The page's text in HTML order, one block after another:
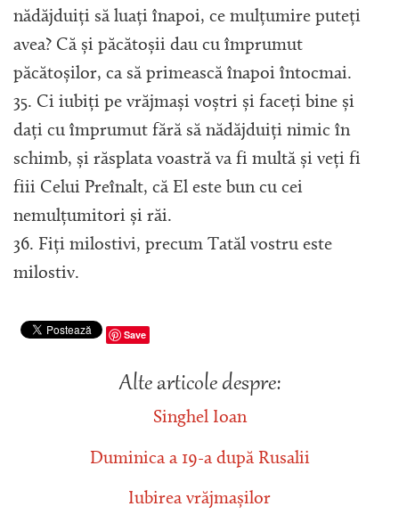
nădăjduiți să luați înapoi, ce mulțumire puteți
avea? Că și păcătoșii dau cu împrumut
păcătoșilor, ca să primească înapoi întocmai.
35. Ci iubiți pe vrăjmași voștri și faceți bine și
dați cu împrumut fără să nădăjduiți nimic în
schimb, și răsplata voastră va fi multă și veți fi
fiii Celui Preînalt, că El este bun cu cei
nemulțumitori și răi.
36. Fiți milostivi, precum Tatăl vostru este
milostiv.
Save
Alte articole despre:
Singhel Ioan
Duminica a 19-a după Rusalii
Iubirea vrăjmașilor